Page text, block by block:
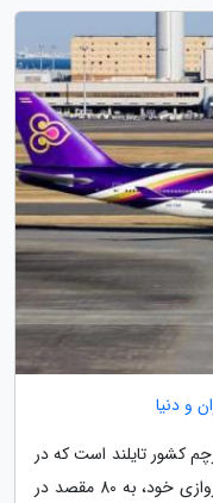
و دنیا
کشور تایلند است که در
حال حاضر با 75 فروند هواپیما در ناوگان پروازی خود، به 80 مقصد در